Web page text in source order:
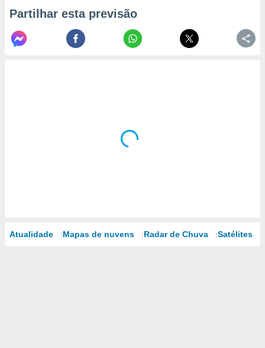
Partilhar esta previsão
Atualidade Mapas de nuvens Radar de Chuva Satélites